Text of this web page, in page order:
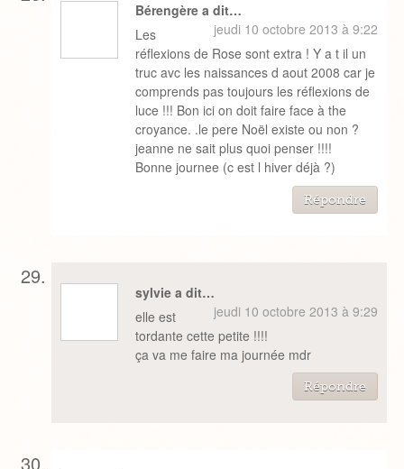
Bérengère a dit…
jeudi 10 octobre 2013 à 9:22
Les
réflexions de Rose sont extra ! Y a t il un
truc avc les naissances d aout 2008 car je
comprends pas toujours les réflexions de
luce !!! Bon ici on doit faire face à the
croyance. .le pere Noël existe ou non ?
jeanne ne sait plus quoi penser !!!!
Bonne journee (c est l hiver déjà ?)
Répondre
sylvie a dit…
jeudi 10 octobre 2013 à 9:29
elle est
tordante cette petite !!!!
ça va me faire ma journée mdr
Répondre